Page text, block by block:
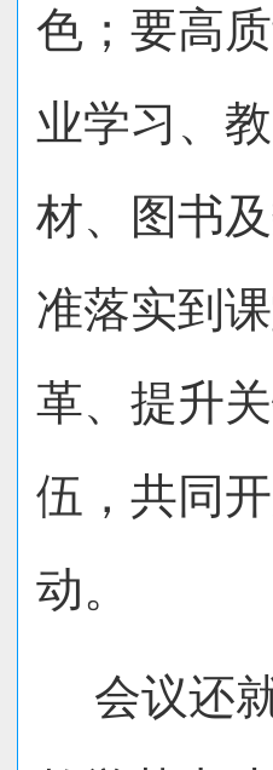
色；要高
业学习、
材、图书
准落实到
革、提升
伍，共同
动。
会议还